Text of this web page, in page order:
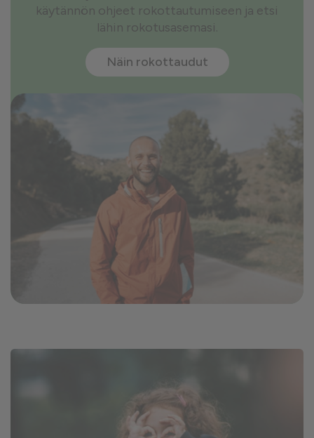
käytännön ohjeet rokottautumiseen ja etsi
lähin rokotusasemasi.
Näin rokottaudut